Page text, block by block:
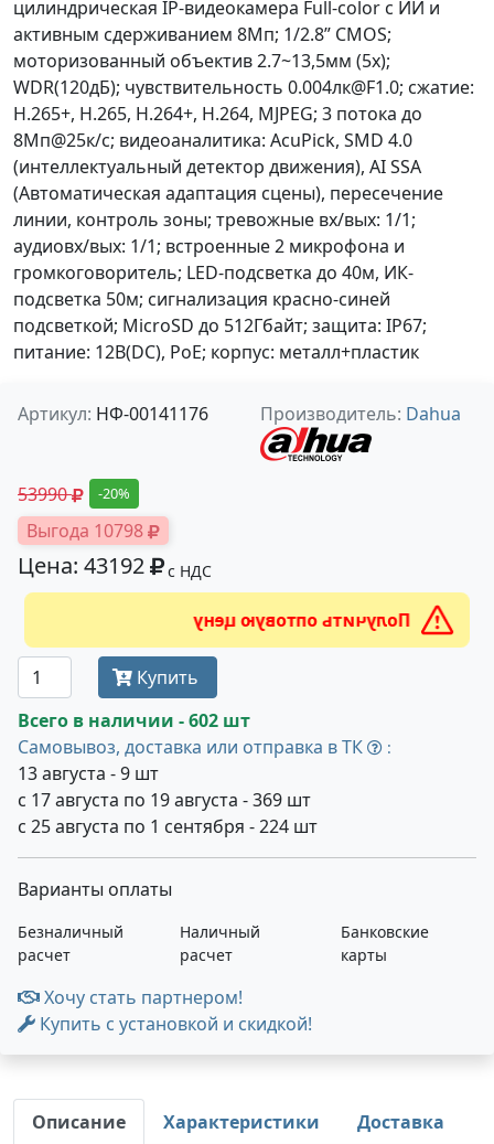
цилиндрическая IP-видеокамера Full-color с ИИ и
активным сдерживанием 8Мп; 1/2.8” CMOS;
моторизованный объектив 2.7~13,5мм (5x);
WDR(120дБ); чувствительность 0.004лк@F1.0; сжатие:
H.265+, H.265, H.264+, H.264, MJPEG; 3 потока до
8Мп@25к/с; видеоаналитика: AcuPick, SMD 4.0
(интеллектуальный детектор движения), AI SSA
(Автоматическая адаптация сцены), пересечение
линии, контроль зоны; тревожные вх/вых: 1/1;
аудиовх/вых: 1/1; встроенные 2 микрофона и
громкоговоритель; LED-подсветка до 40м, ИК-
подсветка 50м; сигнализация красно-синей
подсветкой; MicroSD до 512Гбайт; защита: IP67;
питание: 12В(DC), PoE; корпус: металл+пластик
Артикул: НФ-00141176 Производитель: Dahua
53990 -20%
Выгода 10798
Цена: 43192 с НДС
Получить оптовую цену
Купить
Всего в наличии - 602 шт
Самовывоз, доставка или отправка в ТК
:
13 августа - 9 шт
с 17 августа по 19 августа - 369 шт
с 25 августа по 1 сентября - 224 шт
Варианты оплаты
Безналичный
расчет
Наличный
расчет
Банковские
карты
Хочу стать партнером!
Купить с установкой и скидкой!
Описание Характеристики Доставка